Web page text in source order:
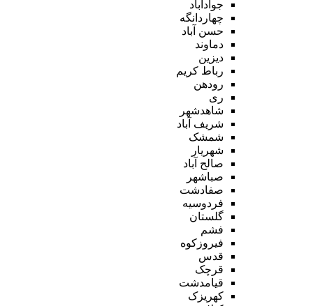
جوادآباد
چهاردانگه
حسن آباد
دماوند
دیزین
رباط کریم
رودهن
ری
شاهدشهر
شریف آباد
شمشک
شهریار
صالح آباد
صباشهر
صفادشت
فردوسیه
گلستان
فشم
فیروزکوه
قدس
قرچک
قیامدشت
کهریزک